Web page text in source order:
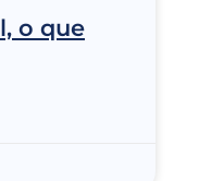
o que